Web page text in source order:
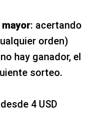
mayor: acertando
orden)
hay ganador, el
sorteo.
4 USD